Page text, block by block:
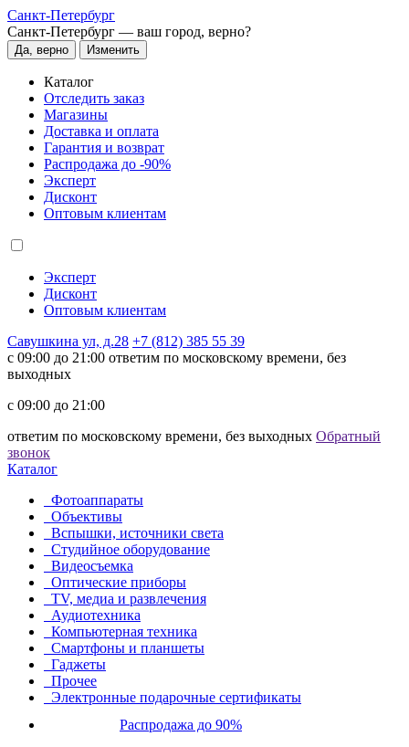
Санкт-Петербург
Санкт-Петербург — ваш город, верно?
Да, верно Изменить
Каталог
Отследить заказ
Магазины
Доставка и оплата
Гарантия и возврат
Распродажа до -90%
Эксперт
Дисконт
Оптовым клиентам
Эксперт
Дисконт
Оптовым клиентам
Савушкина ул, д.28 +7 (812) 385 55 39
c 09:00 до 21:00 ответим по московскому времени, без
выходных
c 09:00 до 21:00
ответим по московскому времени, без выходных Обратный
звонок
Каталог
Фотоаппараты
Объективы
Вспышки, источники света
Студийное оборудование
Видеосъемка
Оптические приборы
TV, медиа и развлечения
Аудиотехника
Компьютерная техника
Смартфоны и планшеты
Гаджеты
Прочее
Электронные подарочные сертификаты
Распродажа до 90%